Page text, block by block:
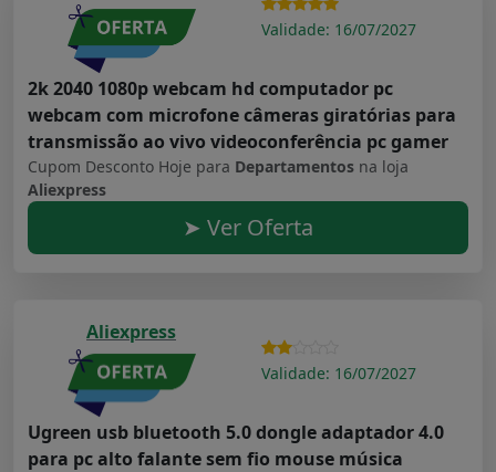
Validade: 16/07/2027
2k 2040 1080p webcam hd computador pc
webcam com microfone câmeras giratórias para
transmissão ao vivo videoconferência pc gamer
Cupom Desconto Hoje para Departamentos na loja
Aliexpress
➤ Ver Oferta
Aliexpress
Validade: 16/07/2027
Ugreen usb bluetooth 5.0 dongle adaptador 4.0
para pc alto falante sem fio mouse música